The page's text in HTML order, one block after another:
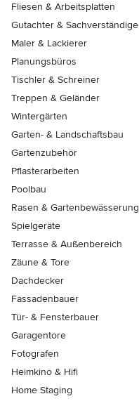
Fliesen & Arbeitsplatten
Gutachter & Sachverständige
Maler & Lackierer
Planungsbüros
Tischler & Schreiner
Treppen & Geländer
Wintergärten
Garten- & Landschaftsbau
Gartenzubehör
Pflasterarbeiten
Poolbau
Rasen & Gartenbewässerung
Spielgeräte
Terrasse & Außenbereich
Zäune & Tore
Dachdecker
Fassadenbauer
Tür- & Fensterbauer
Garagentore
Fotografen
Heimkino & Hifi
Home Staging